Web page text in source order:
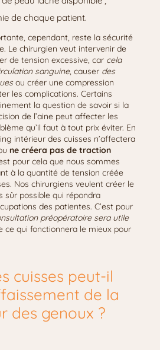
de chaque patient.
cependant, reste la sécurité
Le chirurgien veut intervenir de
de tension excessive, car cela
sanguine, causer des
ou créer une compression
les complications. Certains
la question de savoir si la
de l’aine peut affecter les
qu’il faut à tout prix éviter. En
intérieur des cuisses n’affectera
ne créera pas de traction
pour cela que nous sommes
à la quantité de tension créée
Nos chirurgiens veulent créer le
sûr possible qui répondra
des patientes. C’est pour
préopératoire sera utile
ce qui fonctionnera le mieux pour
cuisses peut-il
de la
des genoux ?